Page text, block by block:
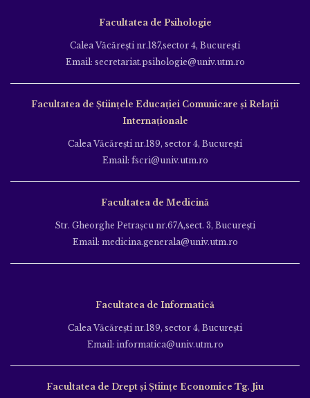
Facultatea de Psihologie
Calea Văcăreşti nr.187,sector 4, Bucureşti
Email: secretariat.psihologie@univ.utm.ro
Facultatea de Ştiinţele Educației Comunicare și Relații
Internaționale
Calea Văcăreşti nr.189, sector 4, Bucureşti
Email: fscri@univ.utm.ro
Facultatea de Medicină
Str. Gheorghe Petraşcu nr.67A,sect. 3, Bucureşti
Email: medicina.generala@univ.utm.ro
Facultatea de Informatică
Calea Văcăreşti nr.189, sector 4, Bucureşti
Email: informatica@univ.utm.ro
Facultatea de Drept și Științe Economice Tg. Jiu